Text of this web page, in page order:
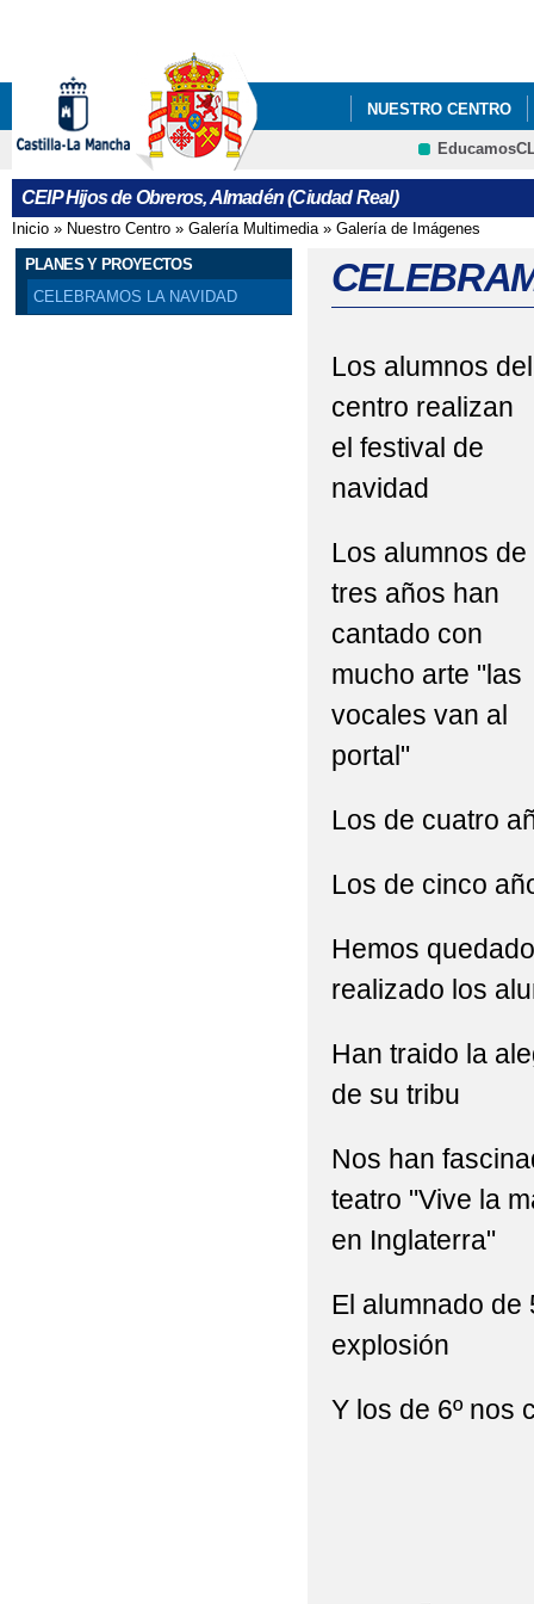
NUESTRO CENTRO
PLAN DIGITAL DE
LISTADO LIBROS
PLAN DIGITAL DE
CEIP Hijos de Obreros, Almadén (Ciudad Real)
Se encuentra usted aquí
Inicio » Nuestro Centro » Galería Multimedia» Galería de Imágenes
PLANES Y PROYECTOS
CELEBRAMOS LA NAVIDAD
Los alumnos del
centro realizan
el festival de
navidad
Los alumnos de
tres años han
cantado con
mucho arte "las
vocales van al
portal"
Los de cuatro
Los de cinco
Hemos
realizado los
Han traido la
de su tribu
Nos han
teatro "Vive la
en Inglaterra"
El alumnado de
explosión
Y los de 6º nos